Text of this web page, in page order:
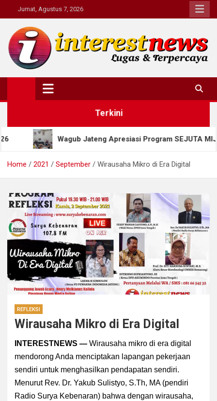
to
content
Jumat, Agustus 7, 2026
Interestnews.or.id
Terkini
Jateng Apresiasi Program SEJUTA MIJEL, Salatiga
Home 2021 September Wirausaha Mikro di Era Digital
REFLEKSI
Wirausaha Mikro di Era Digital
INTERESTNEWS — Wirausaha mikro di era digital
mendorong Anda menciptakan lapangan pekerjaan
sendiri untuk menghasilkan pendapatan sendiri.
Menurut Rev. Dr. Yakub Sulistyo, S.Th, MA (pendiri
Radio Surya Kebenaran) bahwa dengan wirausaha,